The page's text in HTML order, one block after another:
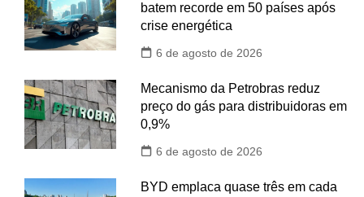
batem recorde em 50 países após
crise energética
6 de agosto de 2026
Mecanismo da Petrobras reduz
preço do gás para distribuidoras em
0,9%
6 de agosto de 2026
BYD emplaca quase três em cada